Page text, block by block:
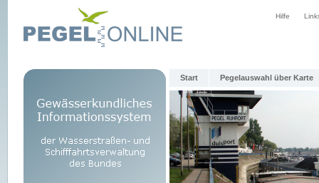
Hilfe
Start Pegelauswahl über Karte